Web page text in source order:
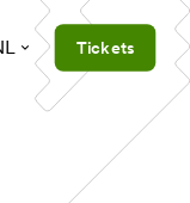
Tickets